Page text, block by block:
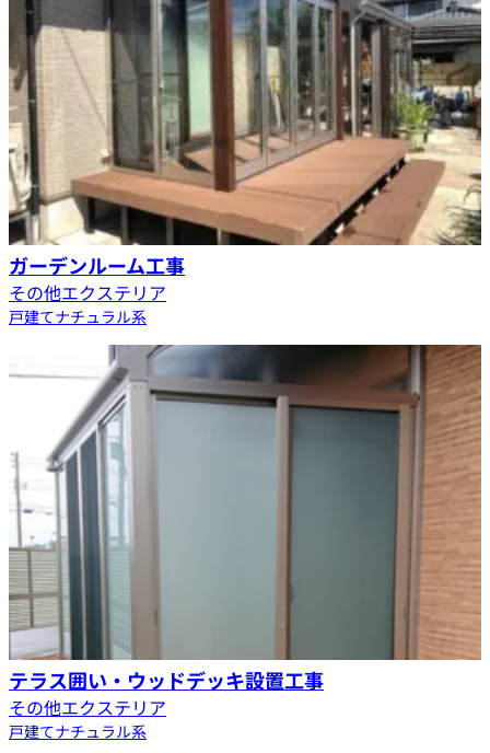
ガーデンルーム工事
その他エクステリア
戸建てナチュラル系
テラス囲い・ウッドデッキ設置工事
その他エクステリア
戸建てナチュラル系